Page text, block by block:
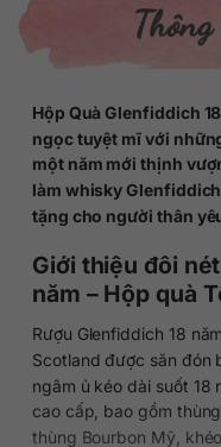
Hộp Quà Glenfiddich
ngọc tuyệt mĩ với
một năm mới thịnh
làm whisky
tặng cho người thân
Giới thiệu đôi
năm – Hộp quà
Rượu Glenfiddich 18
Scotland được săn đón
ngâm ủ kéo dài suốt 18
cao cấp, bao gồm
thùng Bourbon Mỹ,